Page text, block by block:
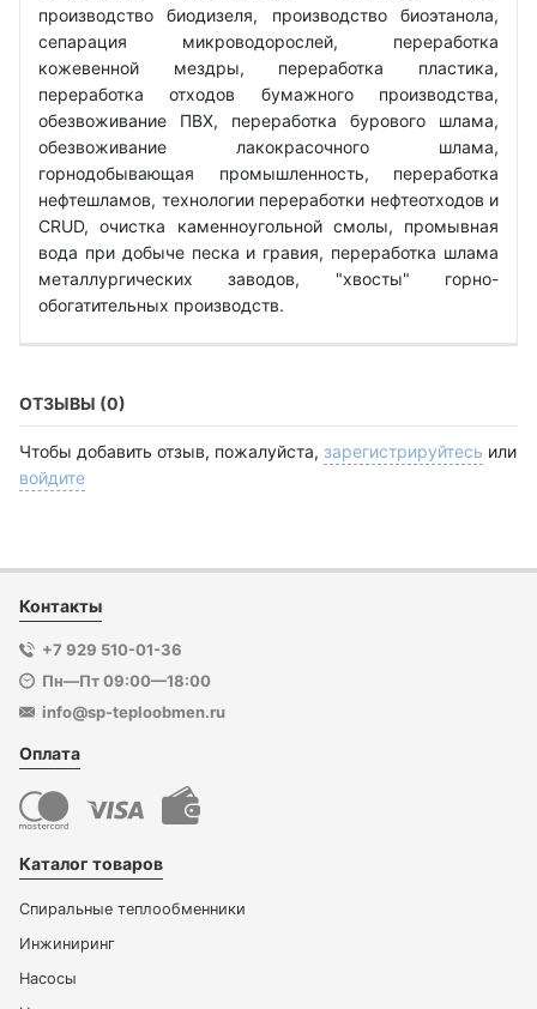
производство биодизеля, производство биоэтанола,
сепарация микроводорослей, переработка
кожевенной мездры, переработка пластика,
переработка отходов бумажного производства,
обезвоживание ПВХ, переработка бурового шлама,
обезвоживание лакокрасочного шлама,
горнодобывающая промышленность, переработка
нефтешламов, технологии переработки нефтеотходов и
CRUD, очистка каменноугольной смолы, промывная
вода при добыче песка и гравия, переработка шлама
металлургических заводов, "хвосты" горно-
обогатительных производств.
ОТЗЫВЫ (0)
Чтобы добавить отзыв, пожалуйста, зарегистрируйтесь или
войдите
Контакты
+7 929 510-01-36
Пн—Пт 09:00—18:00
info@sp-teploobmen.ru
Оплата
Каталог товаров
Спиральные теплообменники
Инжиниринг
Насосы